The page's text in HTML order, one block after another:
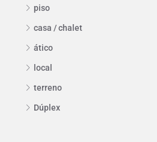
piso
casa / chalet
ático
local
terreno
Dúplex